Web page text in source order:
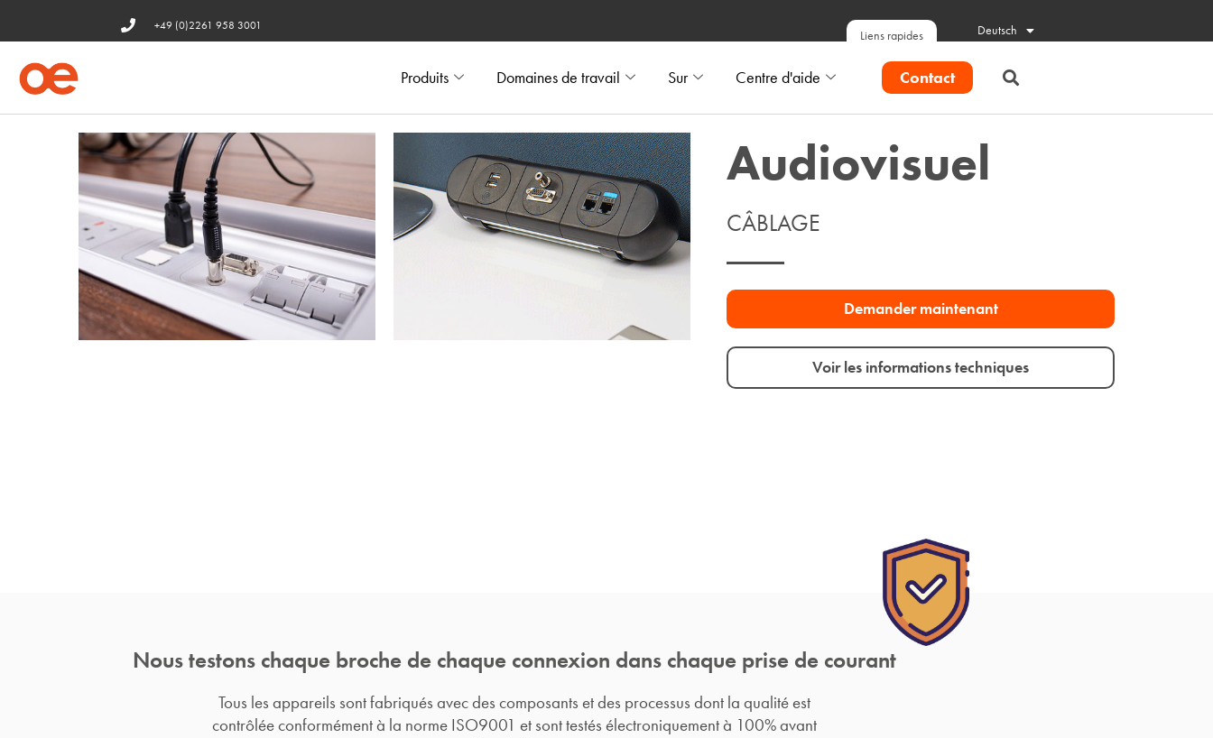
+49 (0)2261 958 3001
Liens rapides Deutsch
Produits Domaines de travail Sur Centre d'aide Contact
Audiovisuel
CÂBLAGE
Demander maintenant
Voir les informations techniques
Nous testons chaque broche de chaque connexion dans chaque prise de courant
Tous les appareils sont fabriqués avec des composants et des processus dont la qualité est
contrôlée conformément à la norme ISO9001 et sont testés électroniquement à 100% avant